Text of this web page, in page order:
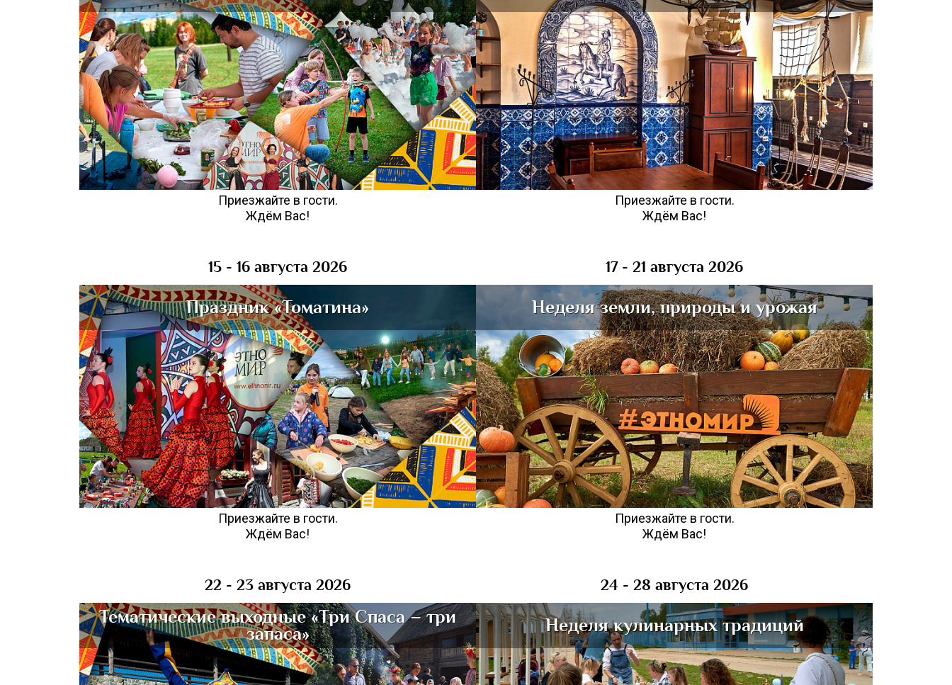
Приезжайте в гости.
Ждём Вас!
Приезжайте в гости.
Ждём Вас!
15 - 16 августа 2026
Праздник «Томатина»
Приезжайте в гости.
Ждём Вас!
17 - 21 августа 2026
Неделя земли, природы и урожая
Приезжайте в гости.
Ждём Вас!
22 - 23 августа 2026
Тематические выходные «Три Спаса – три
запаса»
24 - 28 августа 2026
Неделя кулинарных традиций